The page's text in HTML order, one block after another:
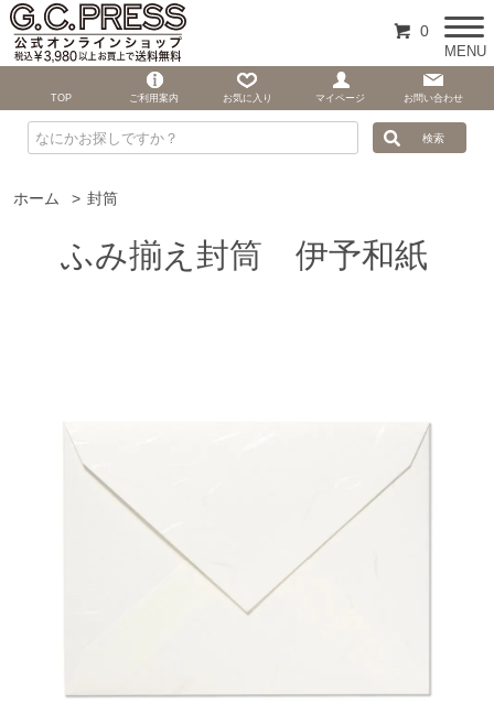
ホーム > 封筒
ふみ揃え封筒 伊予和紙
0
MENU
TOP ご利用案内 お気に入り マイページ お問い合わせ